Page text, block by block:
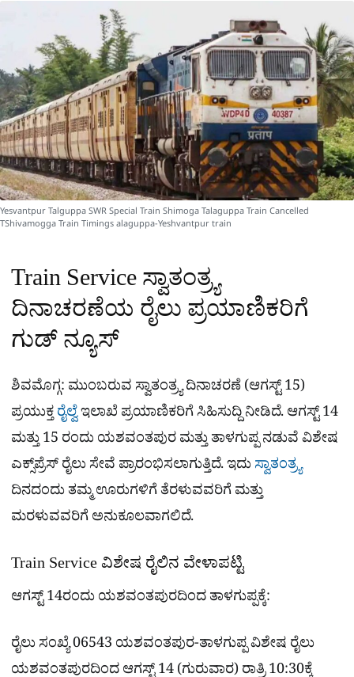
p o a
e
Yesvantpur Talguppa SWR Special Train Shimoga Talaguppa Train Cancelled
TShivamogga Train Timings alaguppa-Yeshvantpur train
Train Service ಸ್ವಾತಂತ್ರ್ಯ
ದಿನಾಚರಣೆಯ ರೈಲು ಪ್ರಯಾಣಿಕರಿಗೆ
ಗುಡ್​ ನ್ಯೂಸ್
ಶಿವಮೊಗ್ಗ: ಮುಂಬರುವ ಸ್ವಾತಂತ್ರ್ಯ ದಿನಾಚರಣೆ (ಆಗಸ್ಟ್ 15)
ಪ್ರಯುಕ್ತರೈಲ್ವೆಇಲಾಖೆ ಪ್ರಯಾಣಿಕರಿಗೆ ಸಿಹಿಸುದ್ದಿ ನೀಡಿದೆ. ಆಗಸ್ಟ್ 14
ಮತ್ತು 15 ರಂದು ಯಶವಂತಪುರ ಮತ್ತು ತಾಳಗುಪ್ಪ ನಡುವೆ ವಿಶೇಷ
ಎಕ್ಸ್‌ಪ್ರೆಸ್ ರೈಲು ಸೇವೆ ಪ್ರಾರಂಭಿಸಲಾಗುತ್ತಿದೆ. ಇದು ಸ್ವಾತಂತ್ರ್ಯ
ದಿನದಂದು ತಮ್ಮ ಊರುಗಳಿಗೆ ತೆರಳುವವರಿಗೆ ಮತ್ತು
ಮರಳುವವರಿಗೆ ಅನುಕೂಲವಾಗಲಿದೆ.
Train Service ವಿಶೇಷ ರೈಲಿನ ವೇಳಾಪಟ್ಟಿ
ಆಗಸ್ಟ್ 14ರಂದು ಯಶವಂತಪುರದಿಂದ ತಾಳಗುಪ್ಪಕ್ಕೆ:
ರೈಲು ಸಂಖ್ಯೆ 06543 ಯಶವಂತಪುರ-ತಾಳಗುಪ್ಪ ವಿಶೇಷ ರೈಲು
ಯಶವಂತಪುರದಿಂದ ಆಗಸ್ಟ್ 14 (ಗುರುವಾರ) ರಾತ್ರಿ 10:30ಕ್ಕೆ